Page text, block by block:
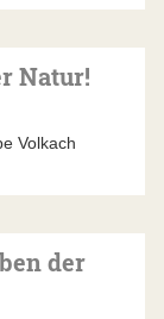
Natur!
Volkach
der